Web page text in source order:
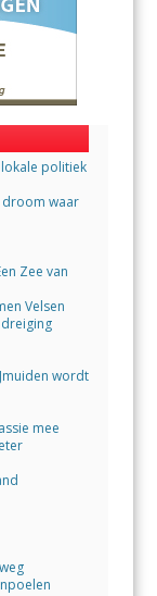
politiek
droom waar
Zee van
Velsen
wordt
mee